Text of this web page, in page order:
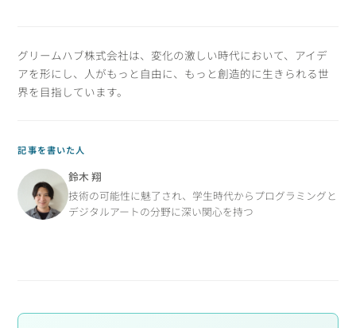
グリームハブ株式会社は、変化の激しい時代において、アイデ
アを形にし、人がもっと自由に、もっと創造的に生きられる世
界を目指しています。
記事を書いた人
鈴木 翔
技術の可能性に魅了され、学生時代からプログラミングと
デジタルアートの分野に深い関心を持つ